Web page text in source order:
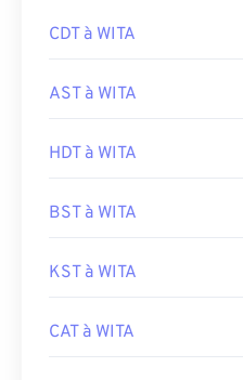
CDT à WITA
AST à WITA
HDT à WITA
BST à WITA
KST à WITA
CAT à WITA